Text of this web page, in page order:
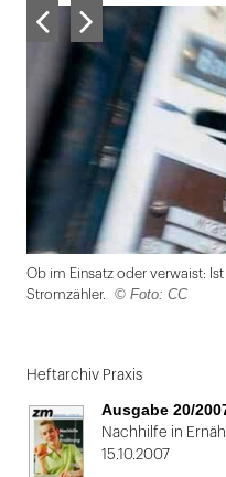
Ob im Einsatz oder verwaist:
Stromzähler.
© Foto: CC
1
von
Heftarchiv Praxis
Ausgabe 20/
Nachhilfe in
15.10.2007